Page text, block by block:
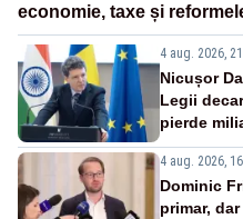
economie, taxe și
4 aug. 2026,
Nicușor
Legii
pierde
4 aug. 2026,
Dominic
primar,